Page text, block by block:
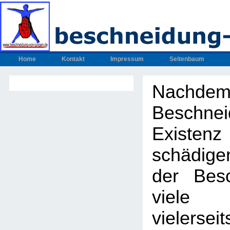
Home Kontakt Impressum Seitenbaum
der
viele